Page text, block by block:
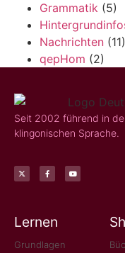
Grammatik (5)
Nachrichten (11)
qepHom (2)
Seit 2002 führend in
klingonischen Sprache.
Lernen
Grundlagen